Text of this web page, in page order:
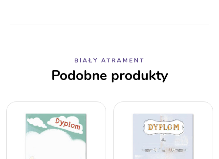
BIAŁY ATRAMENT
Podobne produkty